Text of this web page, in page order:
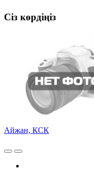
Сіз көрдіңіз
Айжан, КСК